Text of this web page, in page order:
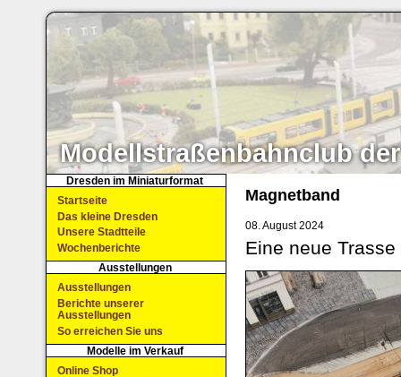
Modellstraßenbahnclub der
Magnetband
08. August 2024
Eine neue
Dresden im Miniaturformat
Startseite
Das kleine Dresden
Unsere Stadtteile
Wochenberichte
Ausstellungen
Ausstellungen
Berichte unserer
Ausstellungen
So erreichen Sie uns
Modelle im Verkauf
Online Shop